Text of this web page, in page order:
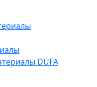
DUFA